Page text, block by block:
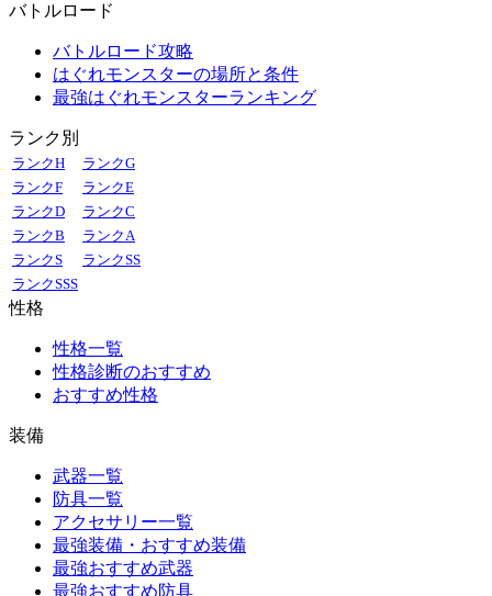
バトルロード
バトルロード攻略
はぐれモンスターの場所と条件
最強はぐれモンスターランキング
ランク別
ランクH
ランクG
ランクF
ランクE
ランクD
ランクC
ランクB
ランクA
ランクS
ランクSS
ランクSSS
性格
性格一覧
性格診断のおすすめ
おすすめ性格
装備
武器一覧
防具一覧
アクセサリー一覧
最強装備・おすすめ装備
最強おすすめ武器
最強おすすめ防具